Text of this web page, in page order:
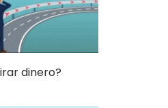
dinero?